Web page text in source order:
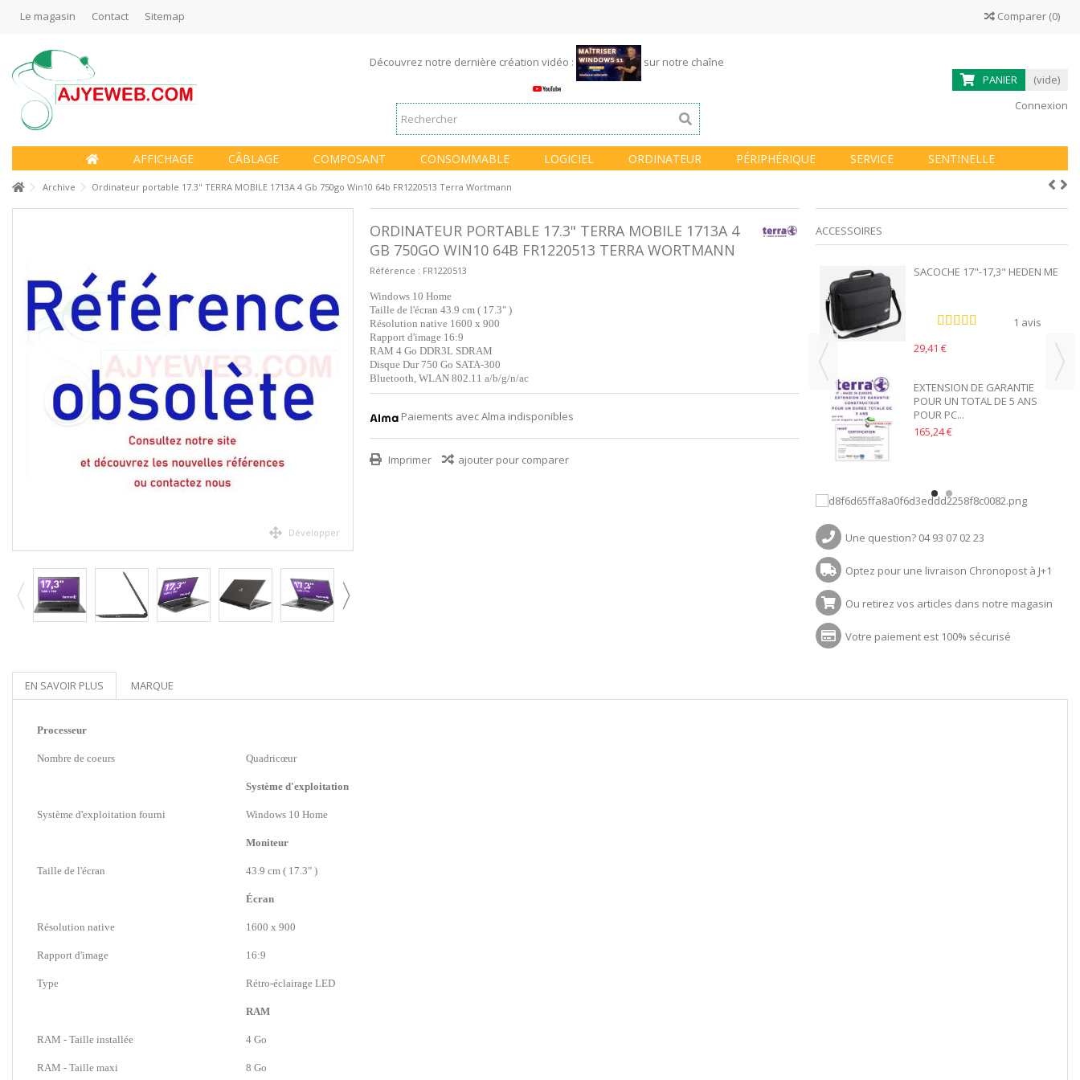
Le magasin Contact Sitemap Comparer (0)
Découvrez notre dernière création vidéo :
sur notre chaîne
PANIER
(vide)
Connexion
AFFICHAGE CÂBLAGE COMPOSANT CONSOMMABLE LOGICIEL ORDINATEUR PÉRIPHÉRIQUE SERVICE SENTINELLE
Archive Ordinateur portable 17.3" TERRA MOBILE 1713A 4 Gb 750go Win10 64b FR1220513 Terra Wortmann
Développer
ORDINATEUR PORTABLE 17.3" TERRA MOBILE 1713A 4
GB 750GO WIN10 64B FR1220513 TERRA WORTMANN
Référence : FR1220513
Windows 10 Home
Taille de l'écran 43.9 cm ( 17.3" )
Résolution native 1600 x 900
Rapport d'image 16:9
RAM 4 Go DDR3L SDRAM
Disque Dur 750 Go SATA-300
Bluetooth, WLAN 802.11 a/b/g/n/ac
Paiements avec Alma indisponibles
Imprimer ajouter pour comparer
ACCESSOIRES
SACOCHE 17"-17,3" HEDEN ME
1 avis
29,41 €
EXTENSION DE GARANTIE
POUR UN TOTAL DE 5 ANS
POUR PC...
165,24 €
Une question? 04 93 07 02 23
Optez pour une livraison Chronopost à J+1
Ou retirez vos articles dans notre magasin
Votre paiement est 100% sécurisé
EN SAVOIR PLUS MARQUE
Processeur
Nombre de coeurs Quadricœur
Système d'exploitation
Système d'exploitation fourni Windows 10 Home
Moniteur
Taille de l'écran 43.9 cm ( 17.3" )
Écran
Résolution native 1600 x 900
Rapport d'image 16:9
Type Rétro-éclairage LED
RAM
RAM - Taille installée 4 Go
RAM - Taille maxi 8 Go